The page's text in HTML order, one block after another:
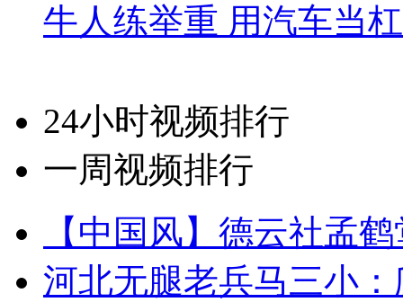
牛人练举重 用汽车当
24小时视频排行
一周视频排行
【中国风】德云社孟
河北无腿老兵马三小